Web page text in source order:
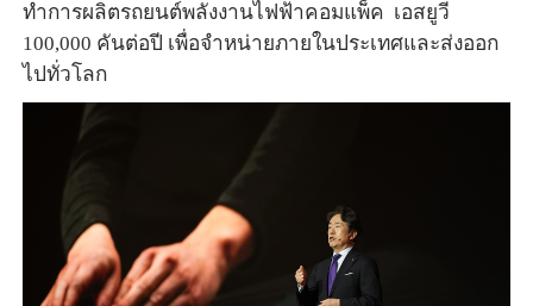
ทำการผลิตรถยนต์พลังงานไฟฟ้าคอมแพ็ค เอสยูวี
100,000 คันต่อปี เพื่อจำหน่ายภายในประเทศและส่งออก
ไปทั่วโลก